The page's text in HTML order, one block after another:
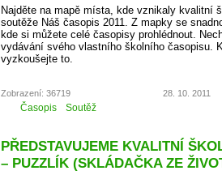
Najděte na mapě místa, kde vznikaly kvalitní
soutěže Náš časopis 2011. Z mapky se
kde si můžete celé časopisy prohlédnout.
vydávání svého vlastního školního časopisu.
vyzkoušejte to.
Zobrazení: 36719 28. 10. 2011
Časopis Soutěž
PŘEDSTAVUJEME KVALITNÍ
– PUZZLÍK (SKLÁDAČKA ZE